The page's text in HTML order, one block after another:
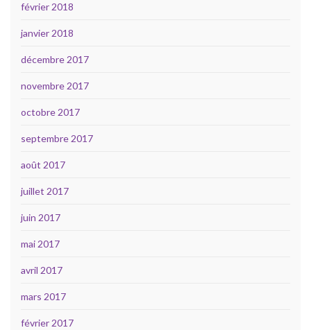
février 2018
janvier 2018
décembre 2017
novembre 2017
octobre 2017
septembre 2017
août 2017
juillet 2017
juin 2017
mai 2017
avril 2017
mars 2017
février 2017